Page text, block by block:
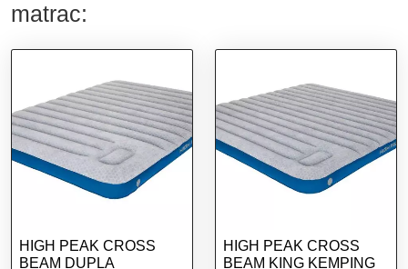
matrac:
HIGH PEAK CROSS
BEAM DUPLA
HIGH PEAK CROSS
BEAM KING KEMPING